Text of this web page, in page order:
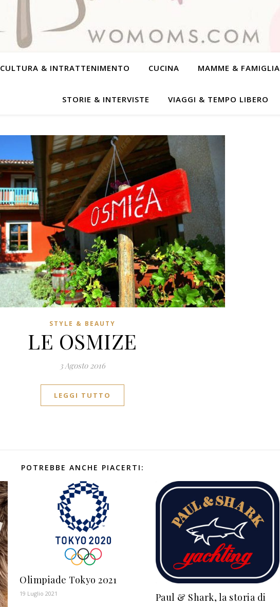
CULTURA & INTRATTENIMENTO CUCINA MAMME & FAMIGLIA
STORIE & INTERVISTE VIAGGI & TEMPO LIBERO
STYLE & BEAUTY
LE OSMIZE
3 Agosto 2016
LEGGI TUTTO
POTREBBE ANCHE PIACERTI:
Olimpiade Tokyo 2021
19 Luglio 2021
Paul & Shark, la storia di